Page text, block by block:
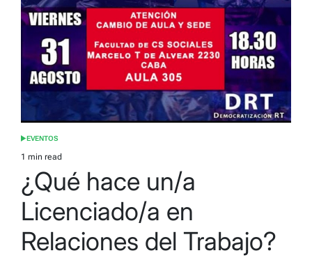
POSTED
IN
EVENTOS
Estimated
read
time
1 min read
¿Qué hace un/a
Licenciado/a en
Relaciones del Trabajo?